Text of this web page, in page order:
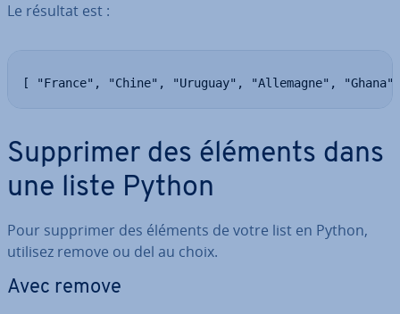
Le résultat est :
[ "France", "Chine", "Uruguay", "Allemagne",
Supprimer des éléments dans
une liste Python
Pour supprimer des éléments de votre list en Python,
utilisez remove ou del au choix.
Avec remove